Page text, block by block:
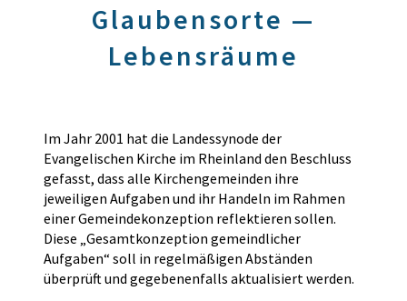
Glaubensorte —
Lebensräume
Im Jahr 2001 hat die Landessynode der
Evangelischen Kirche im Rheinland den Beschluss
gefasst, dass alle Kirchengemeinden ihre
jeweiligen Aufgaben und ihr Handeln im Rahmen
einer Gemeindekonzeption reflektieren sollen.
Diese „Gesamtkonzeption gemeindlicher
Aufgaben“ soll in regelmäßigen Abständen
überprüft und gegebenenfalls aktualisiert werden.